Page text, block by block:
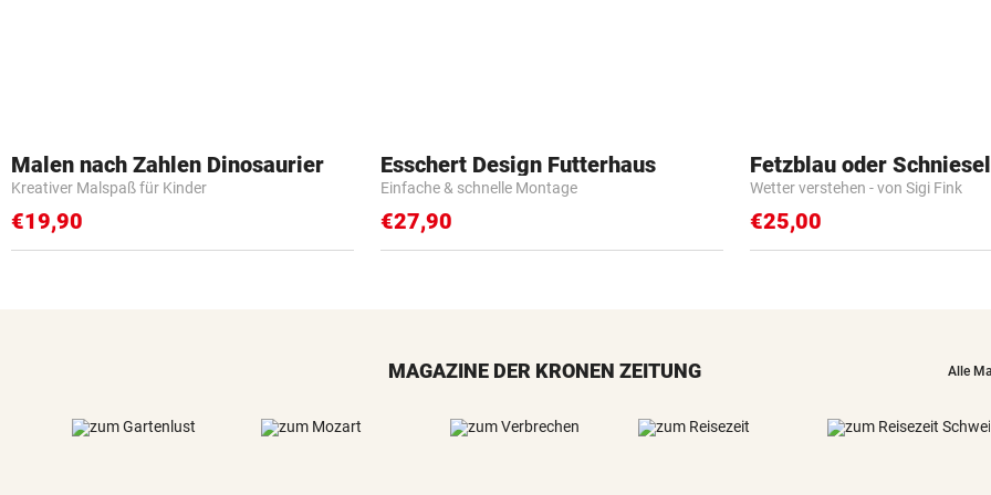
Malen nach Zahlen Dinosaurier
Kreativer Malspaß für Kinder
€19,90
Esschert Design Futterhaus
Einfache & schnelle Montage
€27,90
Fetzblau oder
Wetter verstehen - von Sigi Fink
€25,00
MAGAZINE DER KRONEN ZEITUNG Alle